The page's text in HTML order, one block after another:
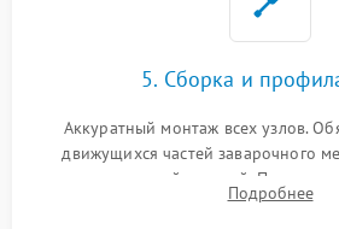
5. Сборка и
Аккуратный монтаж всех узлов.
движущихся частей заварочного
силиконовой смазкой.
декальцинации и очистки системы
Подробнее